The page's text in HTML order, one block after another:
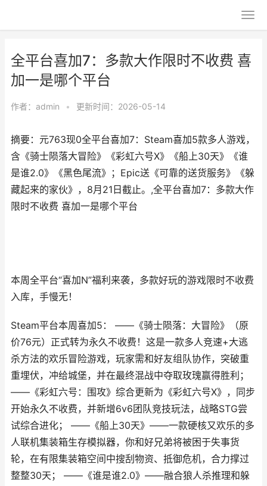
全平台喜加7：多款大作限时不收费 喜
加一是哪个平台
作者： admin • 更新时间：2026-05-14
摘要：元763现0全平台喜加7：Steam喜加5款多人游戏，
含《骑士陨落大冒险》《彩虹六号X》《船上30天》《谁
是谁2.0》《黑色尾流》；Epic送《可靠的送货服务》《躲
藏起来的家伙》，8月21日截止。,全平台喜加7：多款大作
限时不收费 喜加一是哪个平台
本周全平台“喜加N”福利来袭，多款好玩的游戏限时不收费
入库，手慢无！
Steam平台本周喜加5： ——《骑士陨落：大冒险》（原
价76元）正式转为永久不收费！这是一款多人竞速+大逃
杀方法的欢乐冒险游戏，玩家需和好友组队协作，突破重
重埋伏，冲给城堡，并在最终混战中夺取玫瑰赢得胜利；
——《彩虹六号：围攻》综合更新为《彩虹六号X》，同步
开始永久不收费，并新增6v6团队竞技玩法，战略STG尝
试综合进化； ——《船上30天》——一款硬核又欢乐的多
人联机集装箱生存模拟器，你和好兄弟将被困于失事货
轮，在有限集装箱空间中搜刮物资、抵御危机，合力撑过
整整30天； ——《谁是谁2.0》——融合狼人杀推理和躲